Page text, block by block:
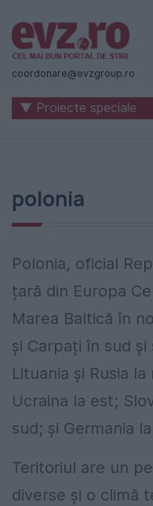
Știri
naționale
internaționale
-
Evenimentul
Zilei
coordonare@evzgroup.ro
▼ Proiecte speciale
polonia
Polonia, oficial
țară din Europa
Marea Baltică în
și Carpați în sud
Lituania și Rusia
Ucraina la est;
sud; și Germania
Teritoriul are un
diverse și o climă